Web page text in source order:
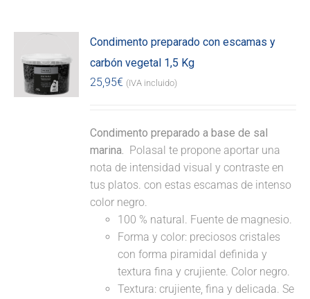
Condimento preparado con escamas y
carbón vegetal 1,5 Kg
25,95€ (IVA incluido)
Condimento preparado a base de sal
marina. Polasal te propone aportar una
nota de intensidad visual y contraste en
tus platos. con estas escamas de intenso
color negro.
100 % natural. Fuente de magnesio.
Forma y color: preciosos cristales
con forma piramidal definida y
textura fina y crujiente. Color negro.
Textura: crujiente, fina y delicada. Se